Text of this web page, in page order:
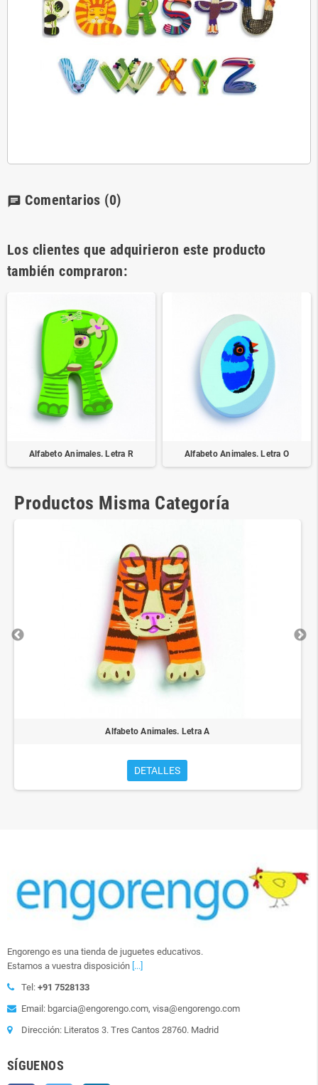
chat Comentarios (0)
Los clientes que adquirieron este producto
también compraron:
Alfabeto Animales. Letra R Alfabeto Animales. Letra O
Productos Misma Categoría
Alfabeto Animales. Letra A
DETALLES
Engorengo es una tienda de juguetes educativos.
Estamos a vuestra disposición [...]
Tel: +91 7528133
Email: bgarcia@engorengo.com, visa@engorengo.com
Dirección: Literatos 3. Tres Cantos 28760. Madrid
SÍGUENOS